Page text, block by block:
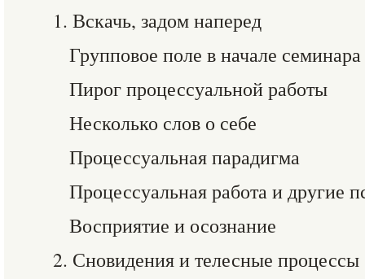
1. Вскачь, задом наперед
Групповое поле в начале семинара
Пирог процессуальной работы
Несколько слов о себе
Процессуальная парадигма
Процессуальная работа и другие
Восприятие и осознание
2. Сновидения и телесные процессы